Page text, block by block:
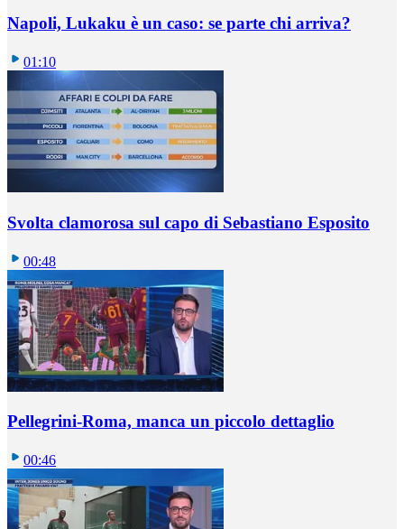
Napoli, Lukaku è un caso: se parte chi arriva?
01:10
Svolta clamorosa sul capo di Sebastiano Esposito
00:48
Pellegrini-Roma, manca un piccolo dettaglio
00:46